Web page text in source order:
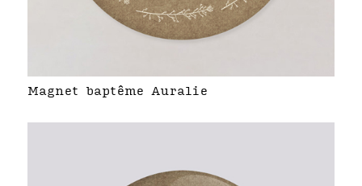
Magnet baptême Auralie